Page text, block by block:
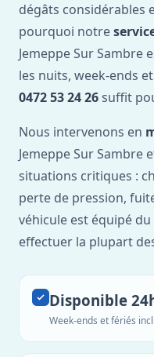
dégâts considérables
pourquoi notre
Jemeppe Sur Sambre
les nuits, week-ends
0472 53 24 26 suffit
Nous intervenons en
Jemeppe Sur Sambre
situations critiques :
perte de pression,
véhicule est équipé
effectuer la plupart
Disponible
Week-ends et fériés